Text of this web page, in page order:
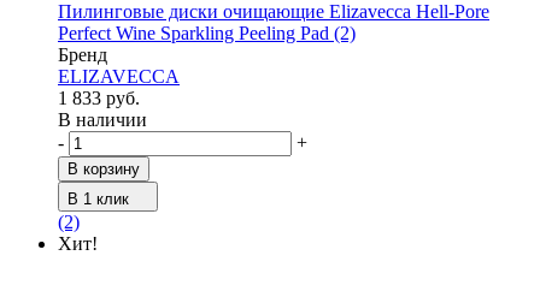
Пилинговые диски очищающие Elizavecca Hell-Pore
Perfect Wine Sparkling Peeling Pad (2)
Бренд
ELIZAVECCA
1 833 руб.
В наличии
-
+
В корзину
В 1 клик
(2)
Хит!